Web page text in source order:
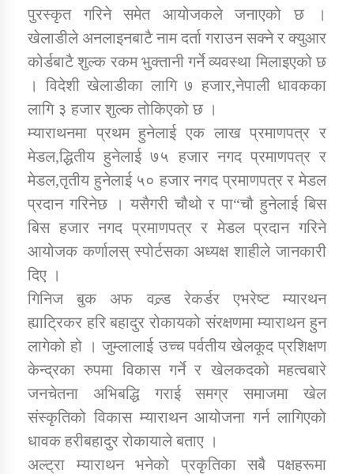
कार्यक्रम कार्यान्वयन एकाई जुम्लाको सुचना
कर्णाली प्राविधि शिक्षालय जुम्लाको सुचना
तातोपानी गाउँपालिकाको न्यायिक समिति सम्बन्धी सन्देश
तातोपानी गाउँपालिका जुम्लाको महिला तथा लैङ्गिक हिंसा
सम्बन्धी सूचना सन्देश
तातोपानी गाउँपालिका जुम्लाको महिनावारी सम्बन्धिकाे
सन्देश
पुरस्कृत गरिने समेत आयोजकले जनाएको छ ।
खेलाडीले अनलाइनबाटै नाम दर्ता गराउन सक्ने र क्युआर
कोर्डबाटै शुल्क रकम भुक्तानी गर्ने व्यवस्था मिलाइएको छ
। विदेशी खेलाडीका लागि ७ हजार,नेपाली धावकका
लागि ३ हजार शुल्क तोकिएको छ ।
म्याराथनमा प्रथम हुनेलाई एक लाख प्रमाणपत्र र
मेडल,द्धितीय हुनेलाई ७५ हजार नगद प्रमाणपत्र र
मेडल,तृतीय हुनेलाई ५० हजार नगद प्रमाणपत्र र मेडल
प्रदान गरिनेछ । यसैगरी चौथो र पा“चौ हुनेलाई बिस
बिस हजार नगद प्रमाणपत्र र मेडल प्रदान गरिने
आयोजक कर्णालस् स्पोर्टसका अध्यक्ष शाहीले जानकारी
दिए ।
गिनिज बुक अफ वल्र्ड रेकर्डर एभरेष्ट म्यारथन
ह्याट्रिकर हरि बहादुर रोकायको संरक्षणमा म्याराथन हुन
लागेको हो । जुम्लालाई उच्च पर्वतीय खेलकूद प्रशिक्षण
केन्द्रका रुपमा विकास गर्ने र खेलकदको महत्वबारे
जनचेतना अभिबद्धि गराई समग्र समाजमा खेल
संस्कृतिको विकास म्याराथन आयोजना गर्न लागिएको
धावक हरीबहादुर रोकायाले बताए ।
अल्ट्रा म्याराथन भनेको प्रकृतिका सबै पक्षहरूमा